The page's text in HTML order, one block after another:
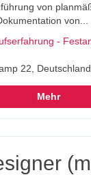
von
von...
-
22, Deutschland
Mehr